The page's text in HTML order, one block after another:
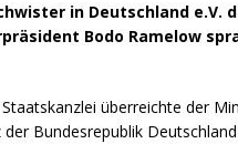
in Deutschland e.V.
Bodo Ramelow
überreichte der
Bundesrepublik